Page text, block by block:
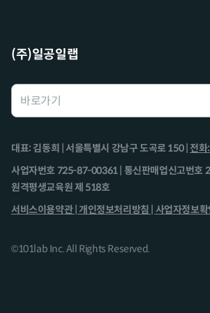
(주)일공일랩
대표: 김동희 | 서울특별시 강남구 도곡로 150 | 전
사업자번호 725-87-00361 | 통신판매업신고번호
원격평생교육원 제 518호
서비스이용약관 | 개인정보처리방침 | 사업자정보확
©101lab Inc. All Rights Reserved.